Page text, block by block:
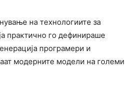
на технологиите за
практично го дефинираше
програмери и
модерните модели на големи